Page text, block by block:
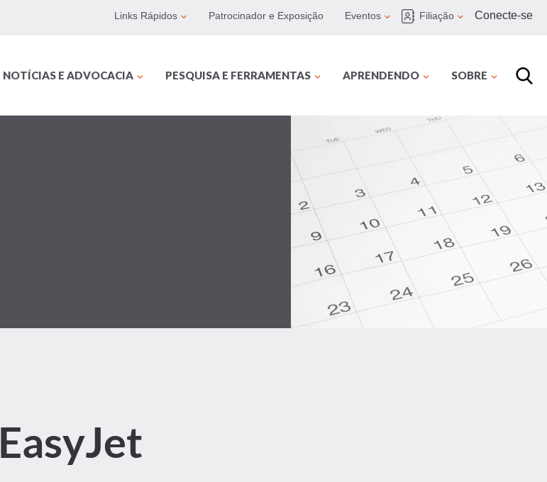
Links Rápidos Patrocinador e Exposição Eventos Filiação Conecte-se
NOTÍCIAS E ADVOCACIA PESQUISA E FERRAMENTAS APRENDENDO SOBRE
EasyJet